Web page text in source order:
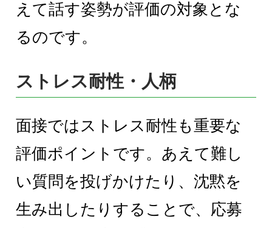
えて話す姿勢が評価の対象とな
るのです。
ストレス耐性・人柄
面接ではストレス耐性も重要な
評価ポイントです。あえて難し
い質問を投げかけたり、沈黙を
生み出したりすることで、応募